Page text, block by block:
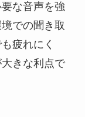
な音声を強
での聞き取
疲れにく
きな利点で